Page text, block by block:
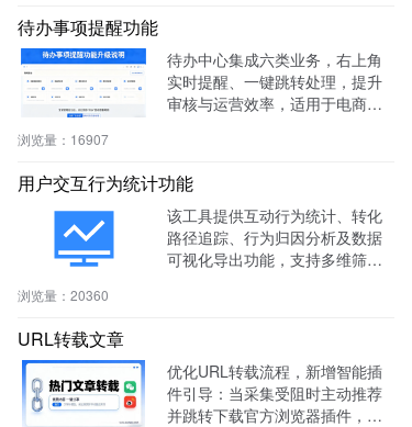
待办事项提醒功能
待办中心集成六类业务，右上角
实时提醒、一键跳转处理，提升
审核与运营效率，适用于电商、
浏览量： 16907
用户交互行为统计功能
该工具提供互动行为统计、转化
路径追踪、行为归因分析及数据
可视化导出功能，支持多维筛选
浏览量： 20360
URL转载文章
优化URL转载流程，新增智能插
件引导：当采集受阻时主动推荐
并跳转下载官方浏览器插件，有